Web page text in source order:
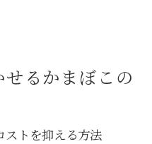
るかまぼこの
ストを抑える方法